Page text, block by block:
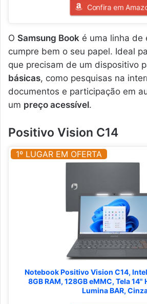
Confira em
O Samsung Book é uma linha de
cumpre bem o seu papel. Ideal
que precisam de um dispositivo
básicas, como pesquisas na
documentos e participação em
um preço acessível.
Positivo Vision C14
1º LUGAR EM OFERTA
Notebook Positivo Vision C14,
8GB RAM, 128GB eMMC, Tela 14"
Lumina BAR,